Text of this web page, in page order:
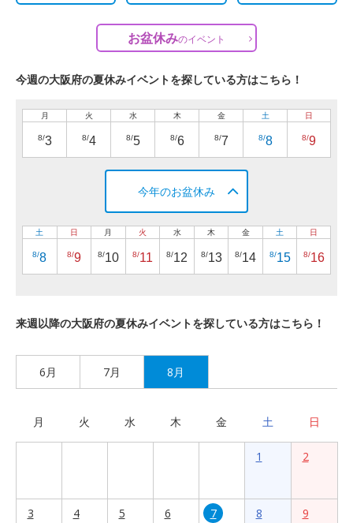
お盆休みのイベント
今週の大阪府の夏休みイベントを探している方はこちら！
月
8/3
火
8/4
水
8/5
木
8/6
金
8/7
土
8/8
日
8/9
今年のお盆休み
土
8/8
日
8/9
月
8/10
火
8/11
水
8/12
木
8/13
金
8/14
土
8/15
日
8/16
来週以降の大阪府の夏休みイベントを探している方はこちら！
6月 7月 8月
月 火 水 木 金 土 日
1 2
3 4 5 6 7 8 9